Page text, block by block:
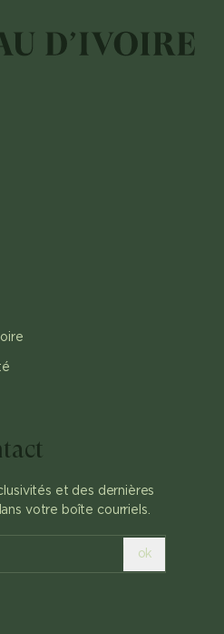
et des dernières
votre boîte courriels.
ok